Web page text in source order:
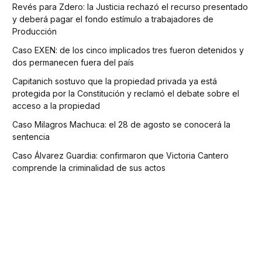
Revés para Zdero: la Justicia rechazó el recurso presentado
y deberá pagar el fondo estímulo a trabajadores de
Producción
Caso EXEN: de los cinco implicados tres fueron detenidos y
dos permanecen fuera del país
Capitanich sostuvo que la propiedad privada ya está
protegida por la Constitución y reclamó el debate sobre el
acceso a la propiedad
Caso Milagros Machuca: el 28 de agosto se conocerá la
sentencia
Caso Álvarez Guardia: confirmaron que Victoria Cantero
comprende la criminalidad de sus actos